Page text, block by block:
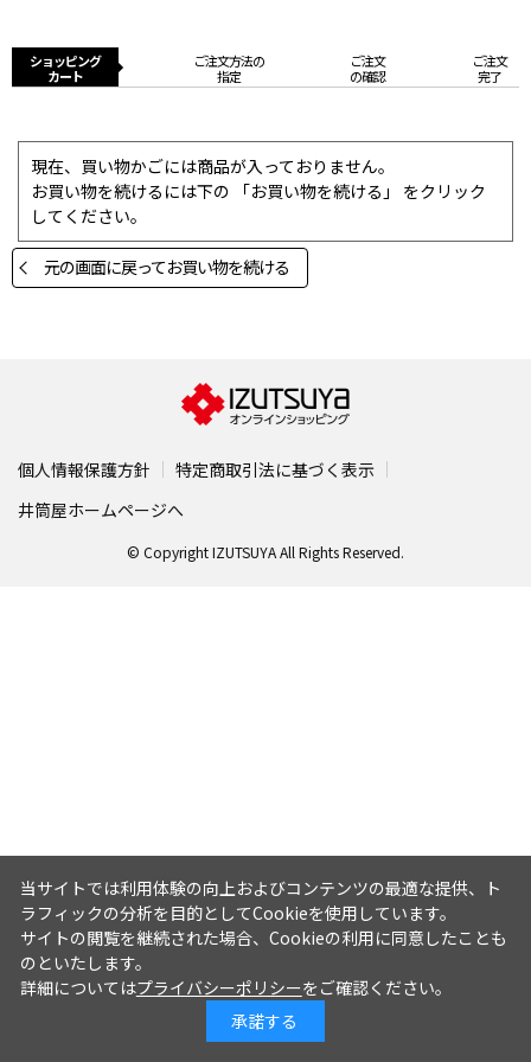
ショッピング
カート
ご注文方法の
指定
ご注文
の確認
ご注文
完了
現在、買い物かごには商品が入っておりません。
お買い物を続けるには下の 「お買い物を続ける」 をクリック
してください。
元の画面に戻ってお買い物を続ける
個人情報保護方針
特定商取引法に基づく表示
井筒屋ホームページへ
© Copyright IZUTSUYA All Rights Reserved.
当サイトでは利用体験の向上およびコンテンツの最適な提供、ト
ラフィックの分析を目的としてCookieを使用しています。
サイトの閲覧を継続された場合、Cookieの利用に同意したことも
のといたします。
詳細についてはプライバシーポリシーをご確認ください。
承諾する